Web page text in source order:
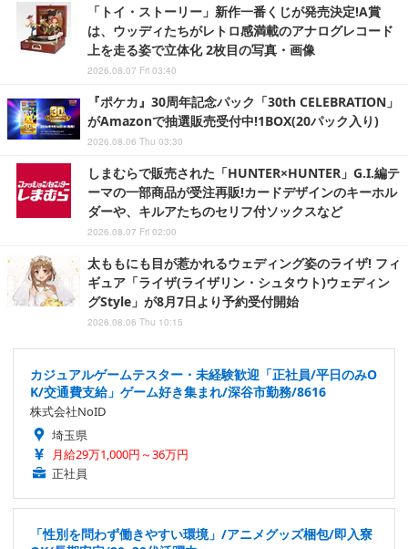
「トイ・ストーリー」新作一番くじが発売決定!A賞
は、ウッディたちがレトロ感満載のアナログレコード
上を走る姿で立体化 2枚目の写真・画像
2026.08.07 Fri 03:40
『ポケカ』30周年記念パック「30th CELEBRATION」
がAmazonで抽選販売受付中!1BOX(20パック入り)
2026.08.06 Thu 03:30
しまむらで販売された「HUNTER×HUNTER」G.I.編テ
ーマの一部商品が受注再販!カードデザインのキーホル
ダーや、キルアたちのセリフ付ソックスなど
2026.08.07 Fri 02:00
太ももにも目が惹かれるウェディング姿のライザ! フィ
ギュア「ライザ(ライザリン・シュタウト)ウェディン
グStyle」が8月7日より予約受付開始
2026.08.06 Thu 10:15
カジュアルゲームテスター・未経験歓迎「正社員/平日のみO
K/交通費支給」ゲーム好き集まれ/深谷市勤務/8616
株式会社NoID
埼玉県
月給29万1,000円～36万円
正社員
「性別を問わず働きやすい環境」/アニメグッズ梱包/即入寮